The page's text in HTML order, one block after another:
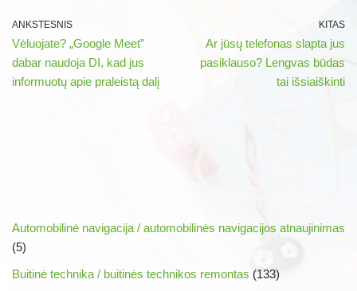
ANKSTESNIS
Vėluojate? „Google Meet”
dabar naudoja DI, kad jus
informuotų apie praleistą dalį
KITAS
Ar jūsų telefonas slapta jus
pasiklauso? Lengvas būdas
tai išsiaiškinti
Automobilinė navigacija / automobilinės navigacijos atnaujinimas
(5)
Buitinė technika / buitinės technikos remontas (133)